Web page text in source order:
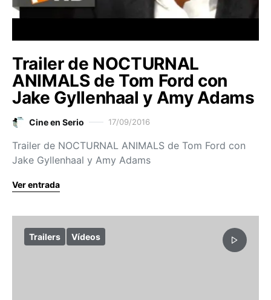
Trailer de NOCTURNAL
ANIMALS de Tom Ford con
Jake Gyllenhaal y Amy Adams
Cine en Serio 17/09/2016
Trailer de NOCTURNAL ANIMALS de Tom Ford con
Jake Gyllenhaal y Amy Adams
Ver entrada
Trailers Vídeos